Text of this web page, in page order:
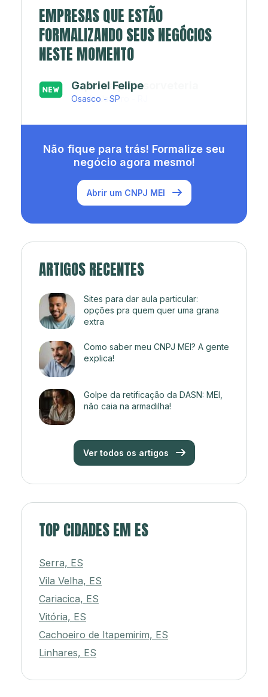
EMPRESAS QUE ESTÃO
FORMALIZANDO SEUS NEGÓCIOS
NESTE MOMENTO
Japa’s açaí e sorveteria
Rio de Janeiro - RJ
Não fique para trás! Formalize seu
negócio agora mesmo!
Abrir um CNPJ MEI
ARTIGOS RECENTES
Sites para dar aula particular:
opções pra quem quer uma grana
extra
Como saber meu CNPJ MEI? A gente
explica!
Golpe da retificação da DASN: MEI,
não caia na armadilha!
Ver todos os artigos
TOP CIDADES EM ES
Serra, ES
Vila Velha, ES
Cariacica, ES
Vitória, ES
Cachoeiro de Itapemirim, ES
Linhares, ES